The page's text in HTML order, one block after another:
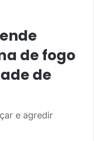
de fogo
de
e agredir